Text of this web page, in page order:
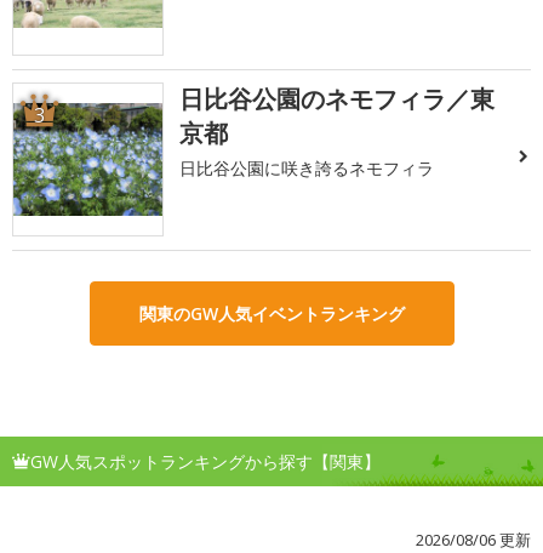
3
日比谷公園のネモフィラ／東
京都
日比谷公園に咲き誇るネモフィラ
関東のGW人気イベントランキング
GW人気スポットランキングから探す【関東】
2026/08/06 更新